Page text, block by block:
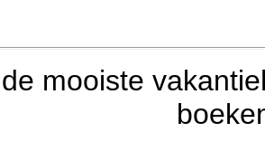
mooiste